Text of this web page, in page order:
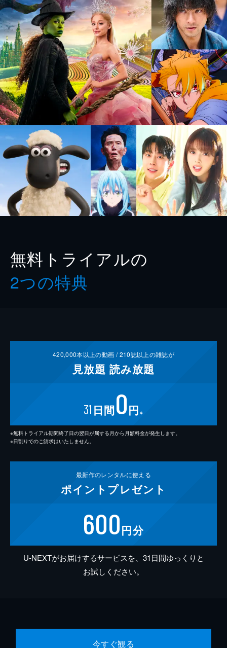
無料トライアルの
2つの特典
420,000本以上の動画 /210誌以上の雑誌が
見放題 読み放題
31 日間0円 ※
※無料トライアル期間終了日の翌日が属する月から月額料金が発生します。
※日割りでのご請求はいたしません。
最新作のレンタルに使える
ポイント プレゼント
600円分
U-NEXTがお届けするサービスを、31日間ゆっくりと
お試しください。
今すぐ観る